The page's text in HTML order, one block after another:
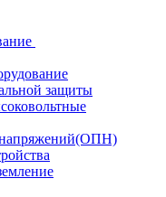
защиты